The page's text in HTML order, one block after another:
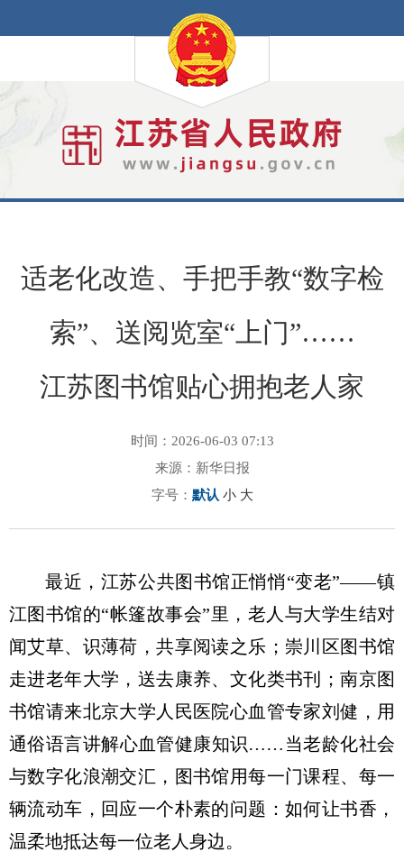
适老化改造、手把手教“数字检
索”、送阅览室“上门”……
江苏图书馆贴心拥抱老人家
时间：2026-06-03 07:13
来源：新华日报
字号： 默认 小 大
最近，江苏公共图书馆正悄悄“变老”——镇
江图书馆的“帐篷故事会”里，老人与大学生结对
闻艾草、识薄荷，共享阅读之乐；崇川区图书馆
走进老年大学，送去康养、文化类书刊；南京图
书馆请来北京大学人民医院心血管专家刘健，用
通俗语言讲解心血管健康知识……当老龄化社会
与数字化浪潮交汇，图书馆用每一门课程、每一
辆流动车，回应一个朴素的问题：如何让书香，
温柔地抵达每一位老人身边。